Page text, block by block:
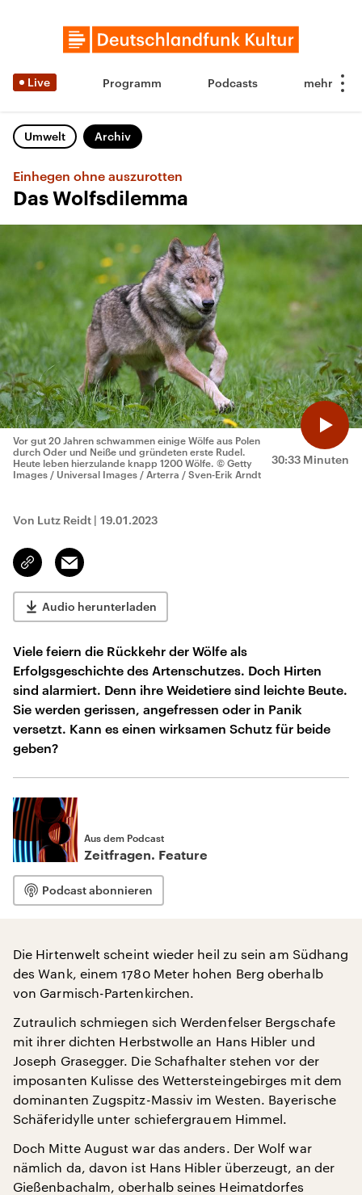
Live Programm Podcasts
Umwelt Archiv
Einhegen ohne auszurotten
Das Wolfsdilemma
30:33 Minuten
Vor gut 20 Jahren schwammen einige Wölfe aus Polen
durch Oder und Neiße und gründeten erste Rudel.
Heute leben hierzulande knapp 1200 Wölfe. © Getty
Images / Universal Images / Arterra / Sven-Erik Arndt
Von Lutz Reidt | 19.01.2023
Link
kopieren/teilen
Email
Audio herunterladen
Viele feiern die Rückkehr der Wölfe als
Erfolgsgeschichte des Artenschutzes. Doch Hirten
sind alarmiert. Denn ihre Weidetiere sind leichte Beute.
Sie werden gerissen, angefressen oder in Panik
versetzt. Kann es einen wirksamen Schutz für beide
geben?
Aus dem Podcast
Zeitfragen. Feature
Podcast abonnieren
Die Hirtenwelt scheint wieder heil zu sein am Südhang
des Wank, einem 1780 Meter hohen Berg oberhalb
von Garmisch-Partenkirchen.
Zutraulich schmiegen sich Werdenfelser Bergschafe
mit ihrer dichten Herbstwolle an Hans Hibler und
Joseph Grasegger. Die Schafhalter stehen vor der
imposanten Kulisse des Wettersteingebirges mit dem
dominanten Zugspitz-Massiv im Westen. Bayerische
Schäferidylle unter schiefergrauem Himmel.
Doch Mitte August war das anders. Der Wolf war
nämlich da, davon ist Hans Hibler überzeugt, an der
Gießenbachalm, oberhalb seines Heimatdorfes